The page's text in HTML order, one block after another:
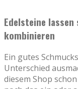
Edelsteine
kombinieren
Ein gutes
Unterschied
diesem Shop